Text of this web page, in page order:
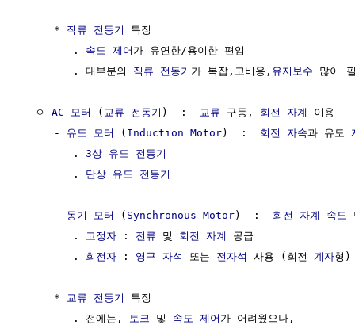
     *
직류 전동기
특징
        .
속도 제어 가 유연한/용이한 편임
        . 대부분의
직류 전동기 가 복잡,고비용, 유지보수 많이
  ㅇ
AC 모터 ( 교류 전동기 )  : 교류 구동, 회전 자계
이용
     -
유도 모터 ( Induction Motor)  : 회전 자속과 유도
        .
3상 유도 전동기
        .
단상 유도 전동기
     -
동기 모터 ( Synchronous Motor)  : 회전 자계 속도
        .
고정자 : 전류 및 회전 자계
공급
        .
회전자 : 영구 자석 또는 전자석 사용 (회전 계자형)
     *
교류 전동기
특징
        . 전에는,
토크 및 속도 제어 가 어려웠으나,